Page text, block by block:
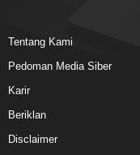
Tentang Kami
Pedoman Media Siber
Karir
Beriklan
Disclaimer